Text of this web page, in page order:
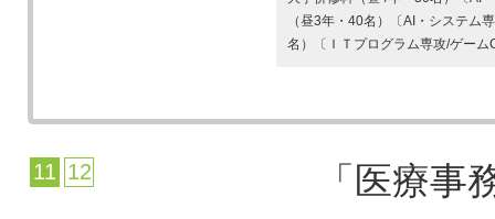
（昼3年・40名）〔AI・システム
名）〔ＩＴプログラム専攻/ゲー
11 12 「医療